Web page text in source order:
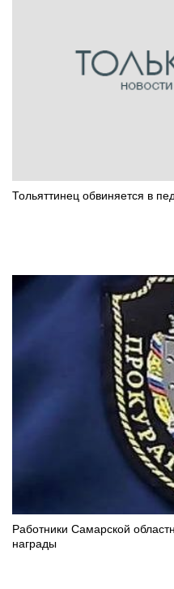
Тольяттинец обвиняется в
Работники Самарской
награды